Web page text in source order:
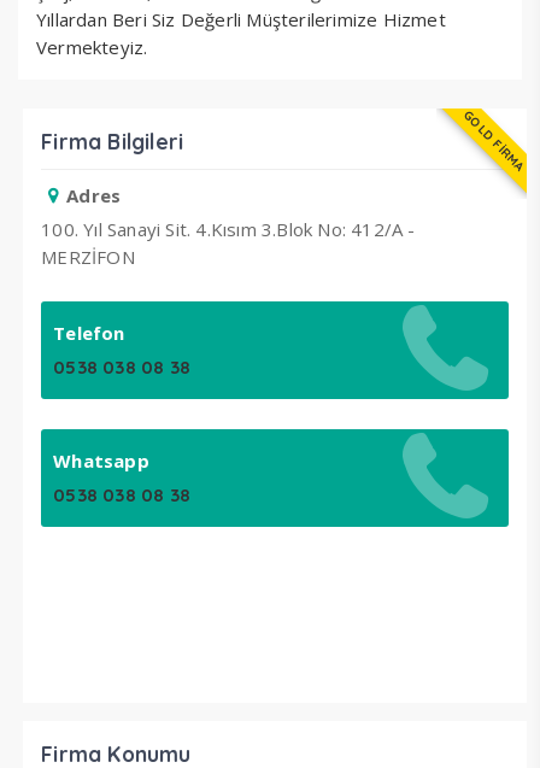
Yıllardan Beri Siz Değerli Müşterilerimize Hizmet
Vermekteyiz.
GOLD FİRMA
Firma Bilgileri
Adres
100. Yıl Sanayi Sit. 4.Kısım 3.Blok No: 412/A -
MERZİFON
Telefon
0538 038 08 38
Whatsapp
0538 038 08 38
Firma Konumu